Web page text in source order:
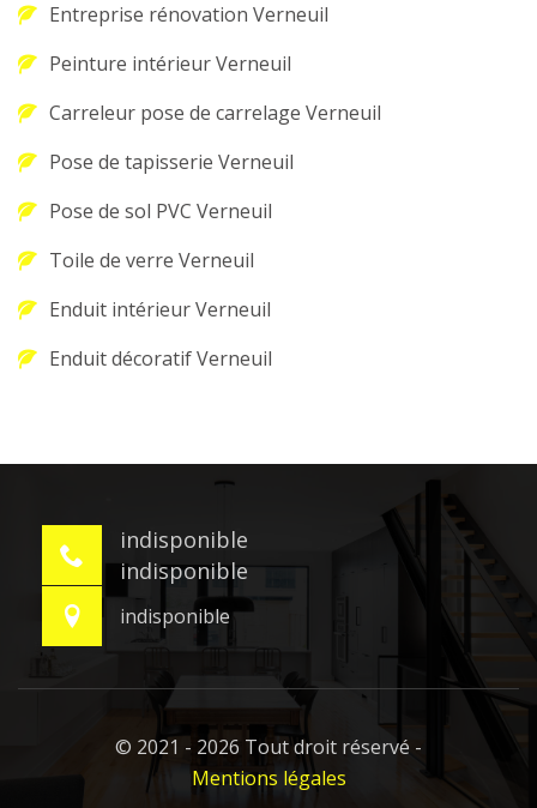
Entreprise rénovation Verneuil
Peinture intérieur Verneuil
Carreleur pose de carrelage Verneuil
Pose de tapisserie Verneuil
Pose de sol PVC Verneuil
Toile de verre Verneuil
Enduit intérieur Verneuil
Enduit décoratif Verneuil
indisponible
indisponible
indisponible
© 2021 - 2026 Tout droit réservé -
Mentions légales